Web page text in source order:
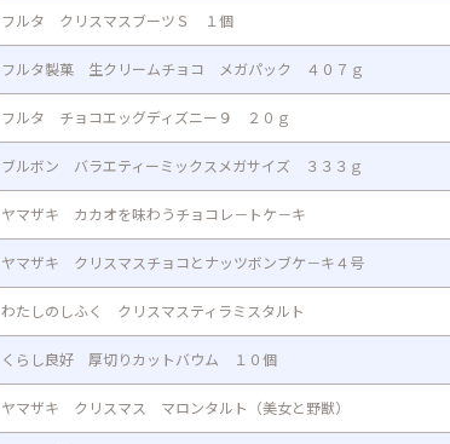
フルタ クリスマスブーツＳ １個
フルタ製菓 生クリームチョコ メガパック ４０７ｇ
フルタ チョコエッグディズニー９ ２０ｇ
ブルボン バラエティーミックスメガサイズ ３３３ｇ
ヤマザキ カカオを味わうチョコレ－トケ－キ
ヤマザキ クリスマスチョコとナッツボンブケ－キ４号
わたしのしふく クリスマスティラミスタルト
くらし良好 厚切りカットバウム １０個
ヤマザキ クリスマス マロンタルト（美女と野獣）